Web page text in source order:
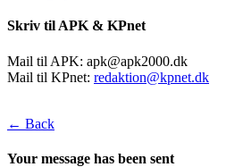
Skriv til APK & KPnet
Mail til APK: apk@apk2000.dk
Mail til KPnet: redaktion@kpnet.dk
← Back
Your message has been sent